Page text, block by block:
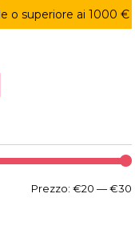
o superiore ai 1000 €
Prezzo: €20 —€30